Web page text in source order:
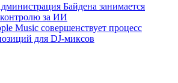
Байдена занимается
контролю за ИИ
Music совершенствует процесс
для DJ-миксов